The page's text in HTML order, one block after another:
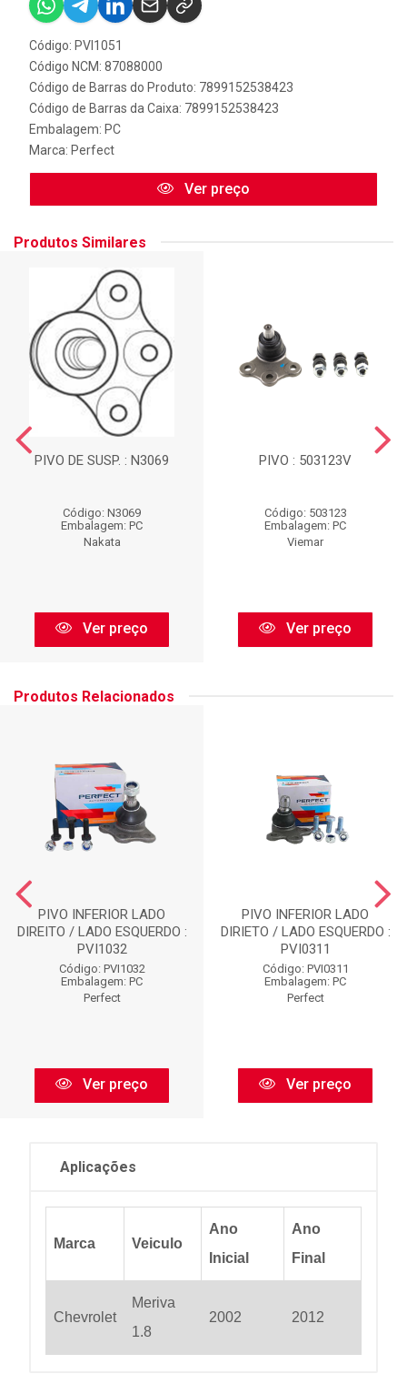
Código: PVI1051
Código NCM: 87088000
Código de Barras do Produto: 7899152538423
Código de Barras da Caixa: 7899152538423
Embalagem: PC
Marca: Perfect
Ver preço
Produtos Similares
PIVO DE SUSP. : N3069
Código: N3069
Embalagem: PC
Nakata
Ver preço
PIVO : 503123V
Código: 503123
Embalagem: PC
Viemar
Ver preço
Produtos Relacionados
PIVO INFERIOR LADO
DIREITO / LADO ESQUERDO :
PVI1032
Código: PVI1032
Embalagem: PC
Perfect
Ver preço
PIVO INFERIOR LADO
DIRIETO / LADO ESQUERDO :
PVI0311
Código: PVI0311
Embalagem: PC
Perfect
Ver preço
Aplicações
Marca Veiculo
Ano
Inicial
Ano
Final
Chevrolet
Meriva
1.8
2002 2012